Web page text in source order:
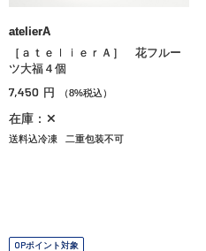
atelierA
［ａｔｅｌｉｅｒＡ］ 花フルー
ツ大福４個
7,450 円 （8%税込）
在庫：✕
送料込冷凍 二重包装不可
OPポイント対象